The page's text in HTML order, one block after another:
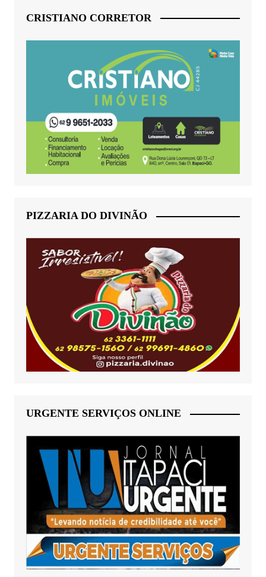
CRISTIANO CORRETOR
PIZZARIA DO DIVINÃO
URGENTE SERVIÇOS ONLINE